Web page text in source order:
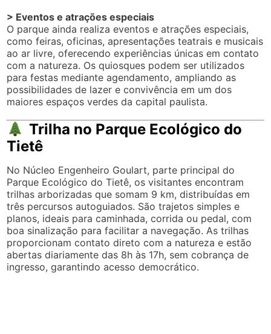
> Eventos e atrações especiais
O parque ainda realiza eventos e atrações especiais,
como feiras, oficinas, apresentações teatrais e musicais
ao ar livre, oferecendo experiências únicas em contato
com a natureza. Os quiosques podem ser utilizados
para festas mediante agendamento, ampliando as
possibilidades de lazer e convivência em um dos
maiores espaços verdes da capital paulista.
Trilha no Parque Ecológico do
Tietê
No Núcleo Engenheiro Goulart, parte principal do
Parque Ecológico do Tietê, os visitantes encontram
trilhas arborizadas que somam 9 km, distribuídas em
três percursos autoguiados. São trajetos simples e
planos, ideais para caminhada, corrida ou pedal, com
boa sinalização para facilitar a navegação. As trilhas
proporcionam contato direto com a natureza e estão
abertas diariamente das 8h às 17h, sem cobrança de
ingresso, garantindo acesso democrático.